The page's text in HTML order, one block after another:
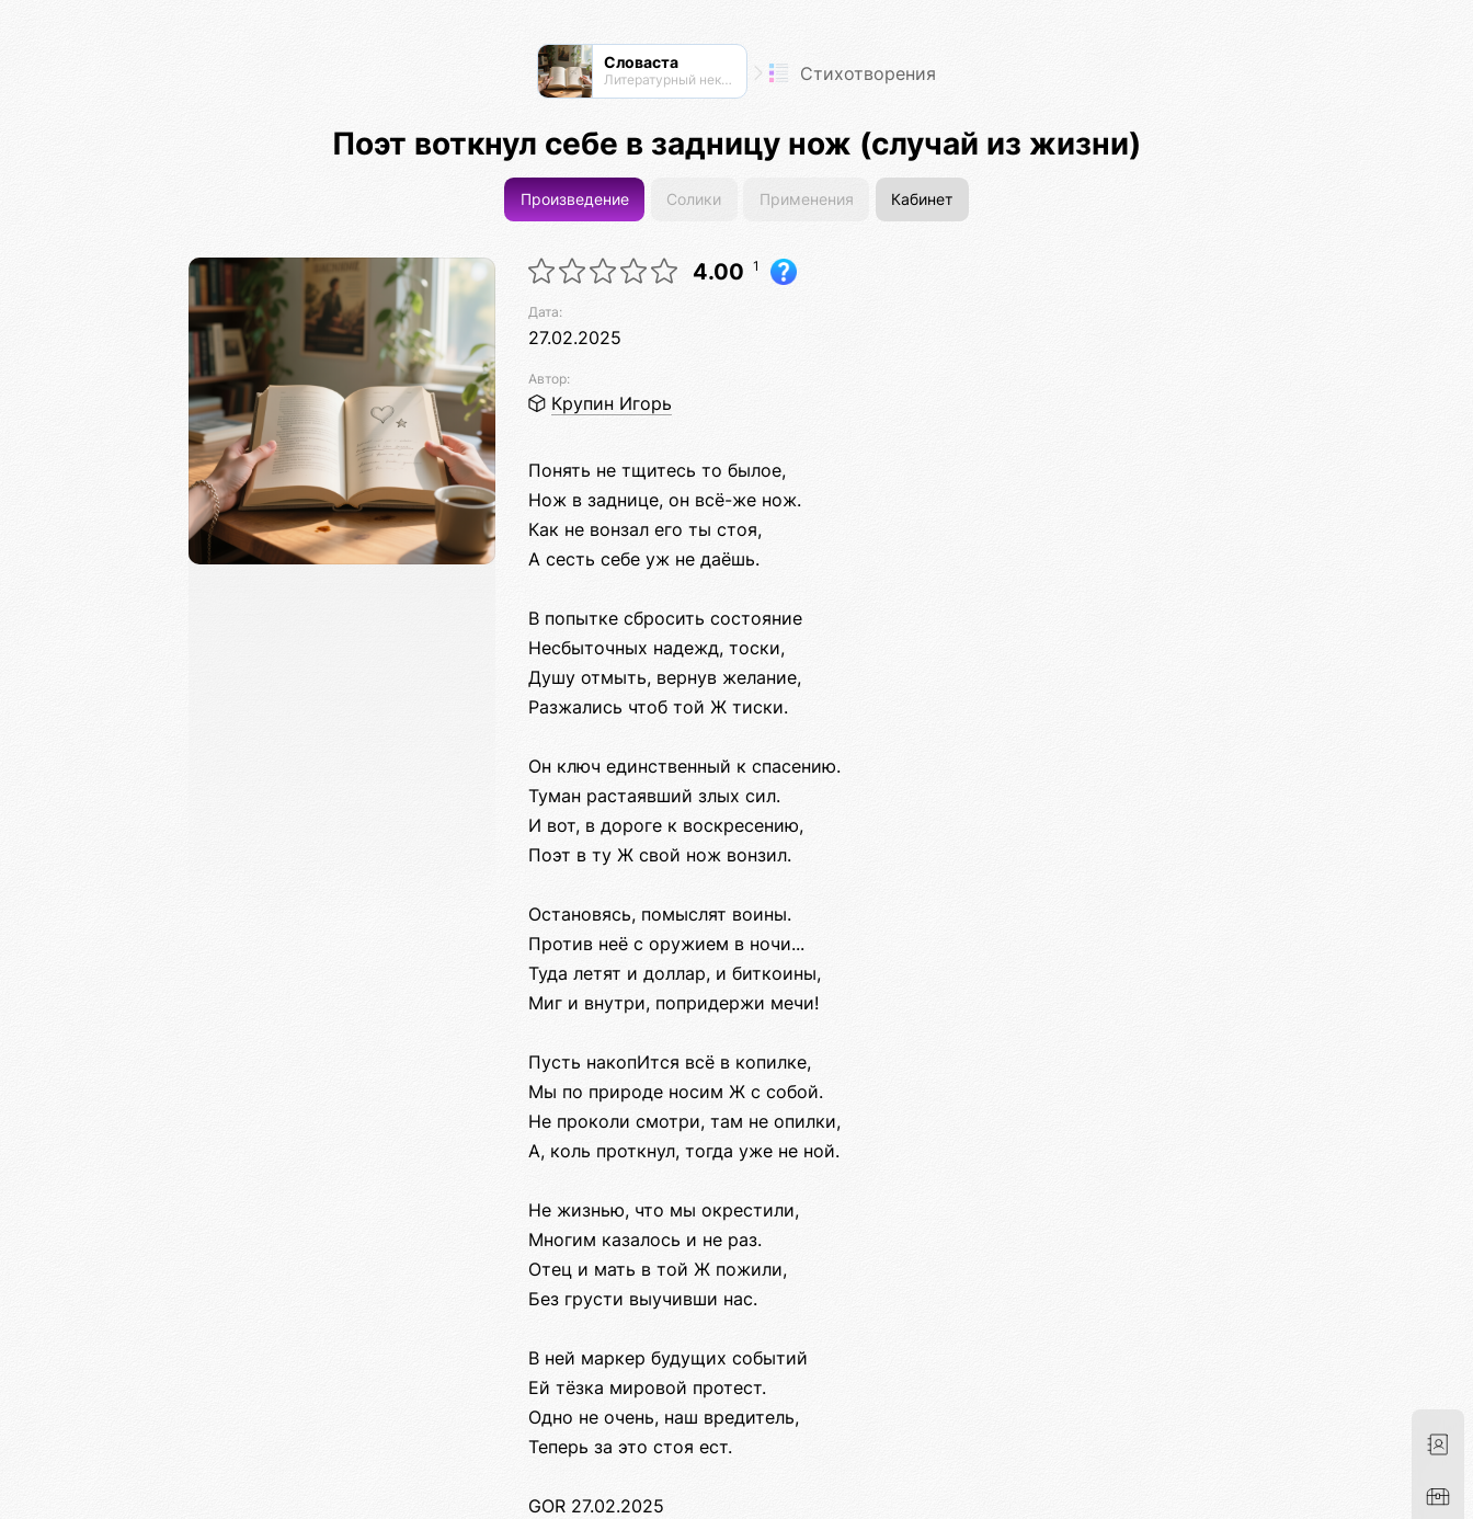
Словаста
Литературный нексус Стихотворения
Поэт воткнул себе в задницу нож (случай из жизни)
Произведение Солики Применения Кабинет
4.00 1
Дата:
27.02.2025
Автор:
Крупин Игорь
Понять не тщитесь то былое,
Нож в заднице, он всё-же нож.
Как не вонзал его ты стоя,
А сесть себе уж не даёшь.
В попытке сбросить состояние
Несбыточных надежд, тоски,
Душу отмыть, вернув желание,
Разжались чтоб той Ж тиски.
Он ключ единственный к спасению.
Туман растаявший злых сил.
И вот, в дороге к воскресению,
Поэт в ту Ж свой нож вонзил.
Остановясь, помыслят воины.
Против неё с оружием в ночи...
Туда летят и доллар, и биткоины,
Миг и внутри, попридержи мечи!
Пусть накопИтся всё в копилке,
Мы по природе носим Ж с собой.
Не проколи смотри, там не опилки,
А, коль проткнул, тогда уже не ной.
Не жизнью, что мы окрестили,
Многим казалось и не раз.
Отец и мать в той Ж пожили,
Без грусти выучивши нас.
В ней маркер будущих событий
Ей тёзка мировой протест.
Одно не очень, наш вредитель,
Теперь за это стоя ест.
GOR 27.02.2025